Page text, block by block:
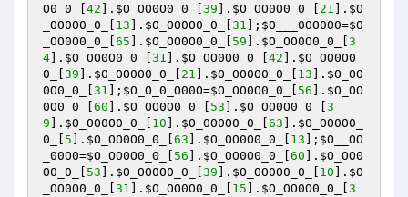
O0_0_
42 ]. $O_OO0O0_0_ 39 ]. $O_OO0O0_0_ 21 ]. $O
_OO0O0_0_
13 ]. $O_OO0O0_0_ 31 ]; $O___0OO0O0=$O
_OO0O0_0_
65 ]. $O_OO0O0_0_ 59 ]. $O_OO0O0_0_
3
4 ]. $O_OO0O0_0_ 31 ]. $O_OO0O0_0_ 42 ]. $O_OO0O0_
0_
39 ]. $O_OO0O0_0_ 21 ]. $O_OO0O0_0_ 13 ]. $O_OO
0O0_0_
31 ]; $O_O_0_O00O=$O_OO0O0_0_ 56 ]. $O_OO
0O0_0_
60 ]. $O_OO0O0_0_ 53 ]. $O_OO0O0_0_
3
9 ]. $O_OO0O0_0_ 10 ]. $O_OO0O0_0_ 63 ]. $O_OO0O0_
0_
5 ]. $O_OO0O0_0_ 63 ]. $O_OO0O0_0_ 13 ]; $O__OO
_00O0=$O_OO0O0_0_ 56 ]. $O_OO0O0_0_ 60 ]. $O_OO0
O0_0_
53 ]. $O_OO0O0_0_ 39 ]. $O_OO0O0_0_ 10 ]. $O
_OO0O0_0_
31 ]. $O_OO0O0_0_ 15 ]. $O_OO0O0_0_
3